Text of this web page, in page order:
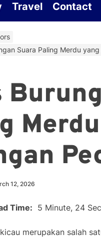
Travel Contact
Suara Paling Merdu
12, 2026
Time: 5 Minute, 24
merupakan salah